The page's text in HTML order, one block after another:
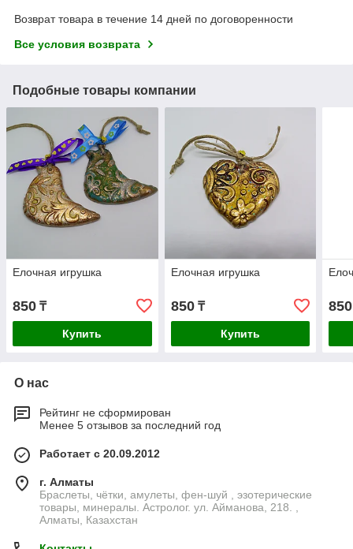
Возврат товара в течение 14 дней по договоренности
Все условия возврата
Подобные товары компании
Елочная игрушка
850 ₸
Купить
Елочная игрушка
850₸
Купить
850
О нас
Рейтинг не сформирован
Менее 5 отзывов за последний год
Работает с 20.09.2012
г. Алматы
Браслеты, чётки, амулеты, фен-шуй , эзотерические
товары, минералы. Астролог. ул. Айманова, 218. ,
Алматы, Казахстан